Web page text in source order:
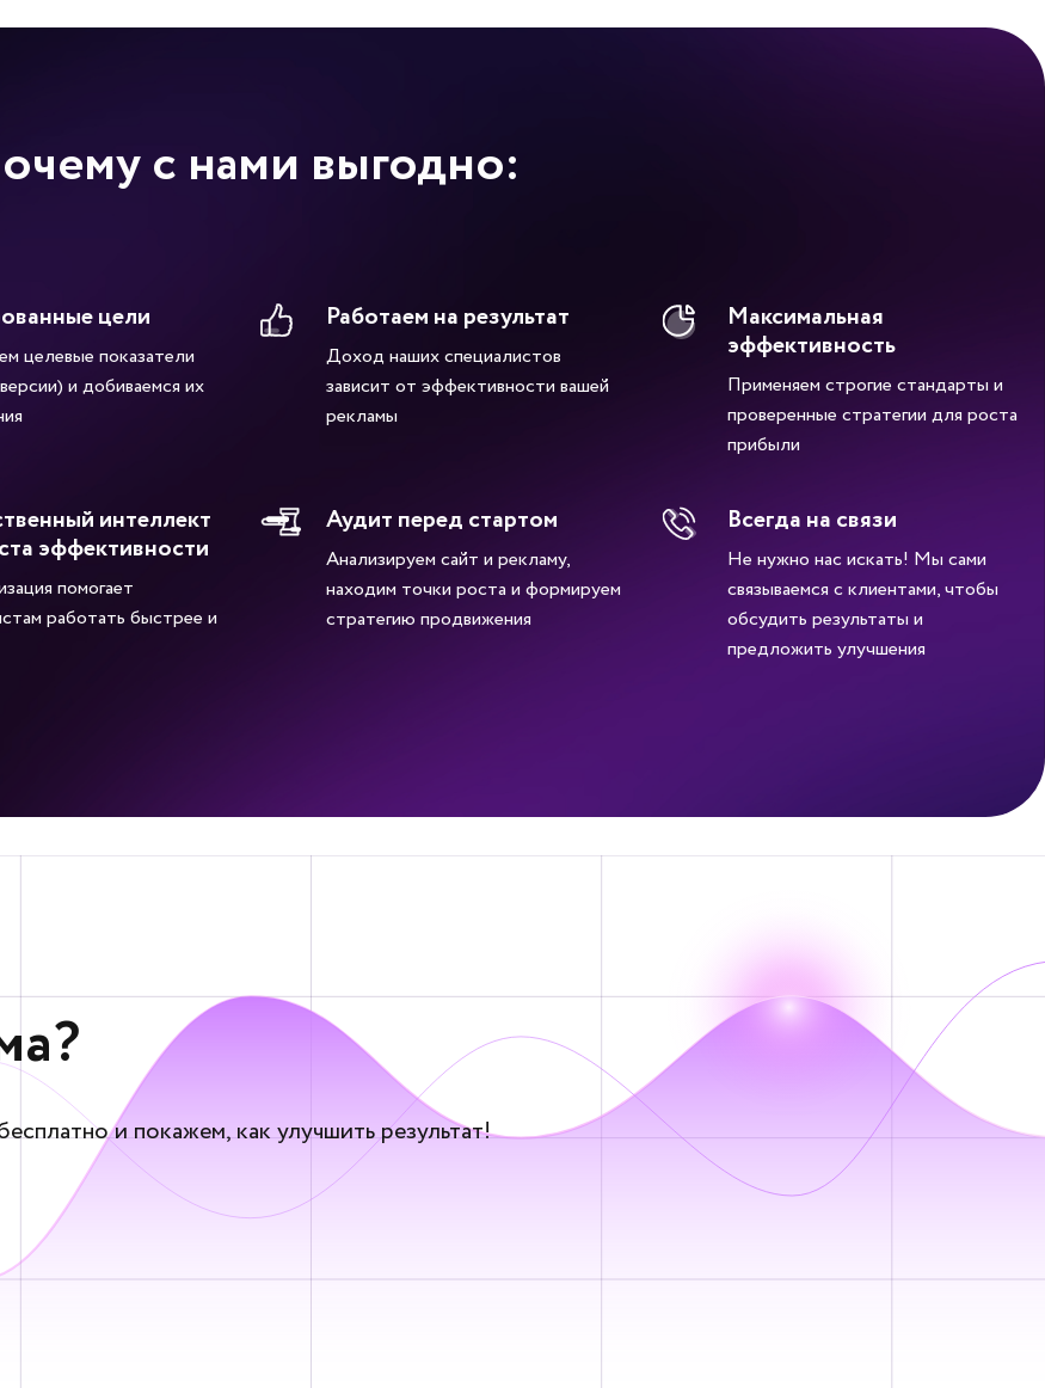
с нами выгодно:
цели
целевые показатели
и добиваемся их
Работаем на результат
Доход наших специалистов
зависит от эффективности вашей
рекламы
Максимальная
эффективность
Применяем строгие стандарты и
проверенные стратегии для роста
прибыли
интеллект
эффективности
помогает
работать быстрее и
Аудит перед стартом
Анализируем сайт и рекламу,
находим точки роста и формируем
стратегию продвижения
Всегда на связи
Не нужно нас искать! Мы сами
связываемся с клиентами, чтобы
обсудить результаты и
предложить улучшения
и покажем, как улучшить результат!